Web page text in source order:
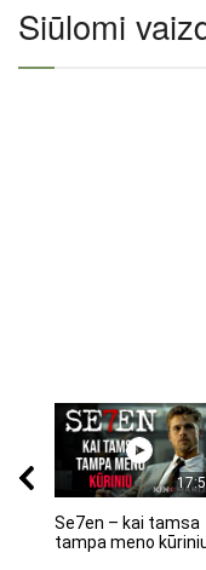
Siūlomi
Se7en – kai tamsa
tampa meno